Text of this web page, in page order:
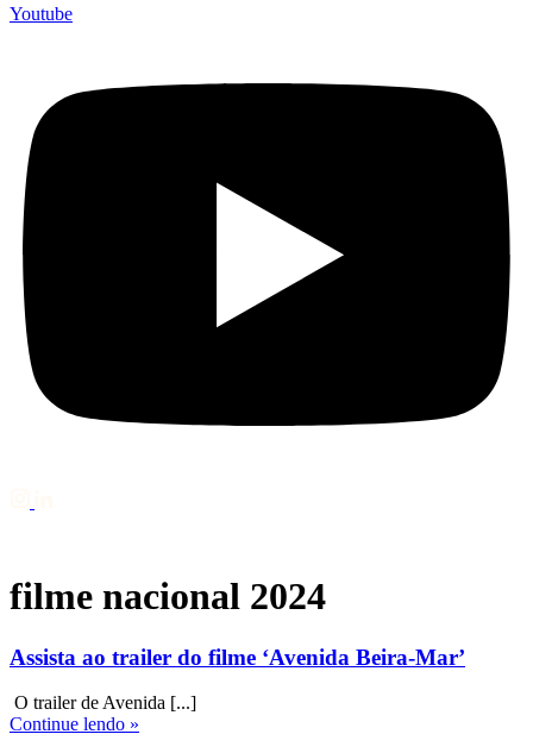
Youtube
filme nacional 2024
Assista ao trailer do filme ‘Avenida Beira-Mar’
O trailer de Avenida [...]
Continue lendo »